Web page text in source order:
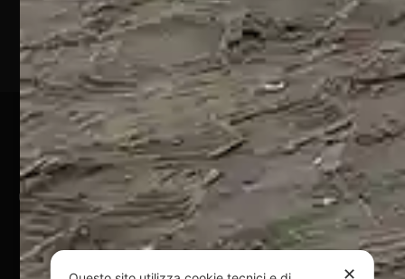
P.Iva
01828920676
Pagamenti Sicuri
@ Copyright 2024 Webpesca è un brand Intent di Federico
Andrenacci P.Iva 01917920678
Via G. Galilei n. 2 – 64018 Tortoreto TE | REA TE-168019 |
Mail:
federicoandrenacci@pec.it
✕